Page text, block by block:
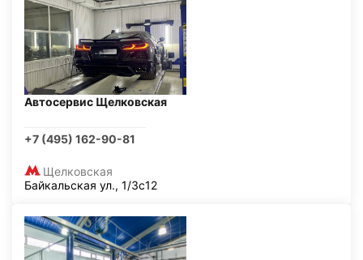
Автосервис Щелковская
+7 (495) 162-90-81
Щелковская
Байкальская ул., 1/3с12